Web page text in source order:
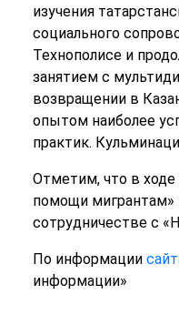
изучения
социального
Технополисе и
занятием с
возвращении в
опытом наиболее
практик.
Отметим, что в
помощи мигрантам»
сотрудничестве с
По информации
информации»